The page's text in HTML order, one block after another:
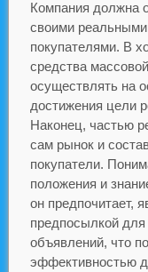
Компания должна
своими
покупателями. В
средства
осуществлять на
достижения цели
Наконец, частью
сам рынок и
покупатели.
положения и
он предпочитает,
предпосылкой
объявлений, что
эффективностью